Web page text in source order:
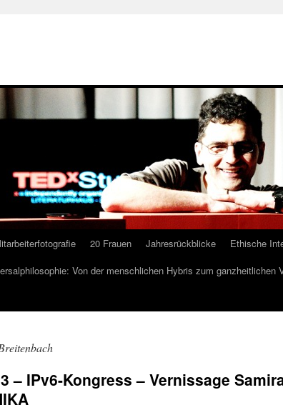
20 Frauen Jahresrückblicke Ethische
Von der menschlichen Hybris zum ganzheitlichen
– IPv6-Kongress – Vernissage